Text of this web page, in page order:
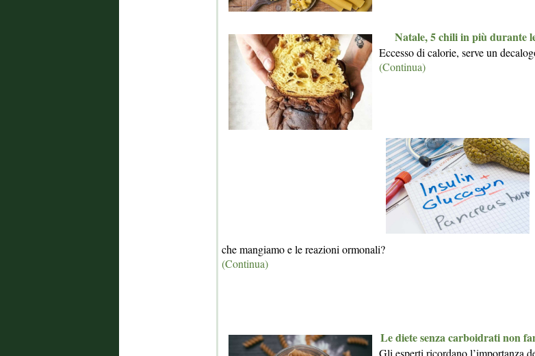
Natale, 5 chili in più durante
Eccesso di calorie, serve un
(Continua)
che mangiamo e le reazioni ormonali?
(Continua)
Le diete senza carboidrati non
Gli esperti ricordano l’importanza